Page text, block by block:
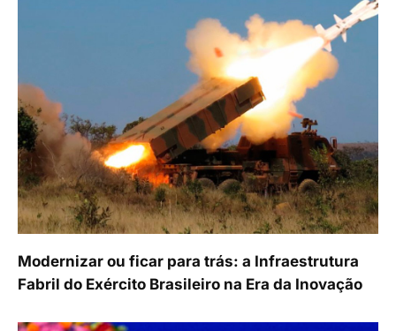
Modernizar ou ficar para trás: a Infraestrutura
Fabril do Exército Brasileiro na Era da Inovação